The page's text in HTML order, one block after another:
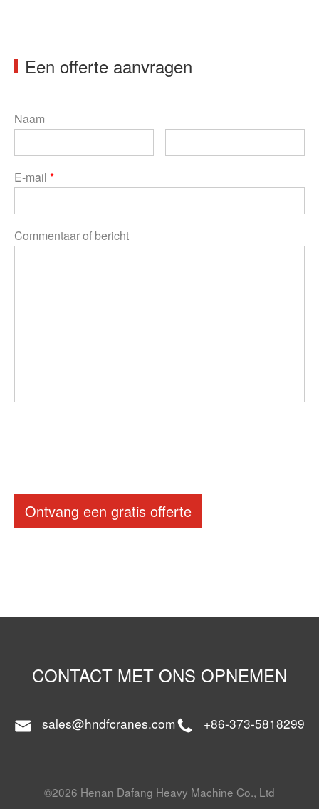
Een offerte aanvragen
Naam
E-mail *
Commentaar of bericht
Ontvang een gratis offerte
CONTACT MET ONS OPNEMEN
sales@hndfcranes.com +86-373-5818299
©2026 Henan Dafang Heavy Machine Co., Ltd